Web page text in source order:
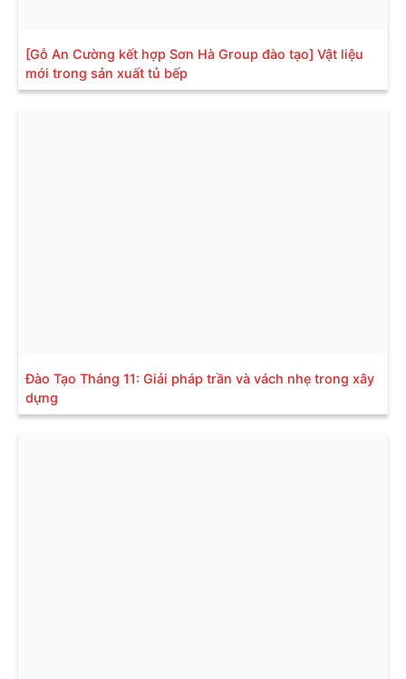
[Gỗ An Cường kết hợp Sơn Hà Group đào tạo] Vật liệu
mới trong sản xuất tủ bếp
Đào Tạo Tháng 11: Giải pháp trần và vách nhẹ trong xây
dựng